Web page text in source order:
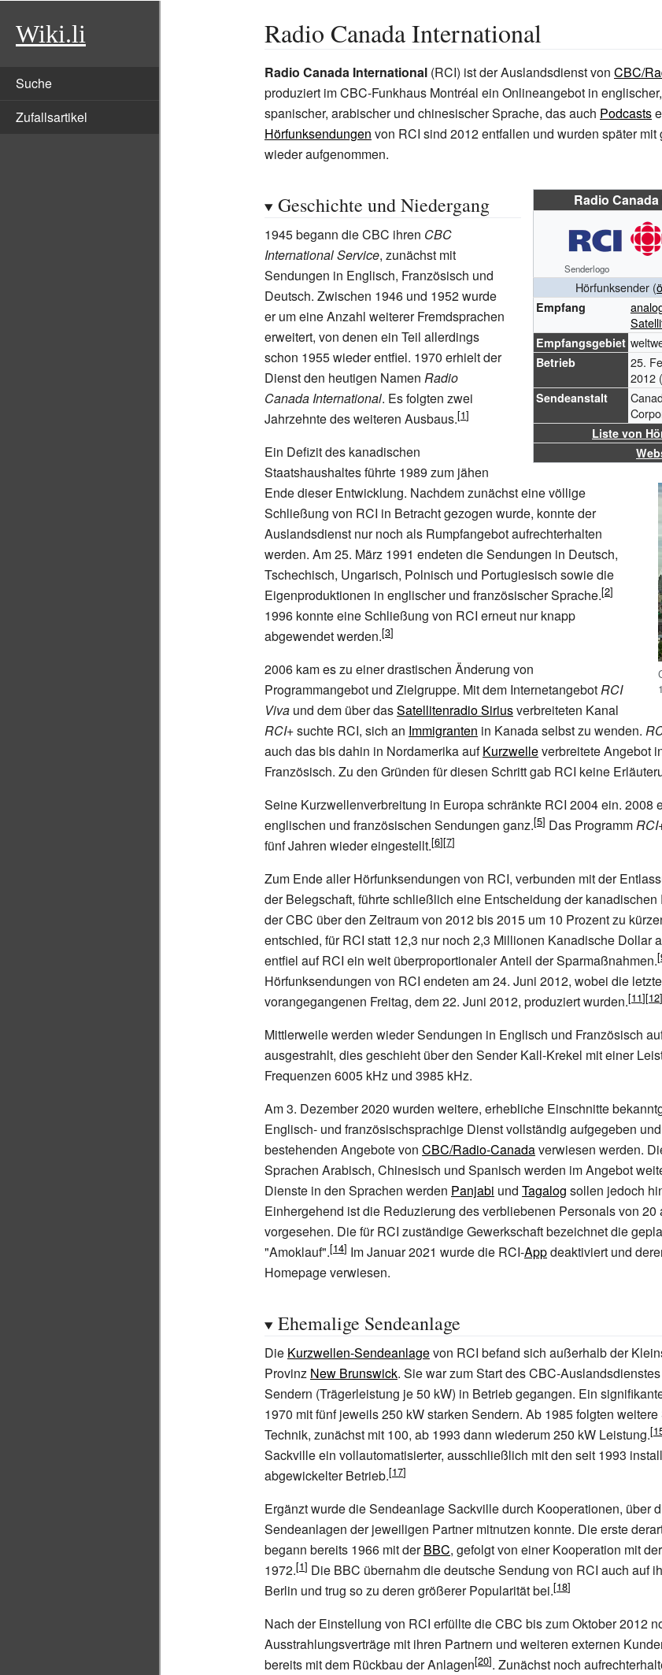
Wiki.li
Suche
Zufallsartikel
Radio Canada International
Radio Canada International (RCI) ist der Auslandsdienst von CBC/
produziert im CBC-Funkhaus Montréal ein Onlineangebot in
spanischer, arabischer und chinesischer Sprache, das auch Podcasts
Hörfunksendungen von RCI sind 2012 entfallen und wurden später mit
wieder aufgenommen.
Radio
Senderlogo
Hörfunksender (
Empfang
Empfangsgebiet
Betrieb
25.
2012
Sendeanstalt
Liste von
Geschichte und Niedergang
1945 begann die CBC ihren CBC
International Service, zunächst mit
Sendungen in Englisch, Französisch und
Deutsch. Zwischen 1946 und 1952 wurde
er um eine Anzahl weiterer Fremdsprachen
erweitert, von denen ein Teil allerdings
schon 1955 wieder entfiel. 1970 erhielt der
Dienst den heutigen Namen Radio
Canada International. Es folgten zwei
Jahrzehnte des weiteren Ausbaus.
Ein Defizit des kanadischen
Staatshaushaltes führte 1989 zum jähen
Ende dieser Entwicklung. Nachdem zunächst eine völlige
Schließung von RCI in Betracht gezogen wurde, konnte der
Auslandsdienst nur noch als Rumpfangebot aufrechterhalten
werden. Am 25. März 1991 endeten die Sendungen in Deutsch,
Tschechisch, Ungarisch, Polnisch und Portugiesisch sowie die
Eigenproduktionen in englischer und französischer Sprache.
1996 konnte eine Schließung von RCI erneut nur knapp
abgewendet werden.
2006 kam es zu einer drastischen Änderung von
Programmangebot und Zielgruppe. Mit dem InternetangebotRCI
Viva und dem über dasSatellitenradio Siriusverbreiteten Kanal
RCI+suchte RCI, sich an Immigranten in Kanada selbst zu wenden.
auch das bis dahin in Nordamerika aufKurzwelleverbreitete Angebot
Französisch. Zu den Gründen für diesen Schritt gab RCI keine
Seine Kurzwellenverbreitung in Europa schränkte RCI 2004 ein. 2008
englischen und französischen Sendungen ganz.
Das Programm
fünf Jahren wieder eingestellt.
Zum Ende aller Hörfunksendungen von RCI, verbunden mit der
der Belegschaft, führte schließlich eine Entscheidung der
der CBC über den Zeitraum von 2012 bis 2015 um 10 Prozent zu
entschied, für RCI statt 12,3 nur noch 2,3 Millionen Kanadische Dollar
entfiel auf RCI ein weit überproportionaler Anteil der Sparmaßnahmen.
Hörfunksendungen von RCI endeten am 24. Juni 2012, wobei die
vorangegangenen Freitag, dem 22. Juni 2012, produziert wurden.
Mittlerweile werden wieder Sendungen in Englisch und Französisch
ausgestrahlt, dies geschieht über den Sender Kall-Krekel mit einer
Frequenzen 6005 kHz und 3985 kHz.
Am 3. Dezember 2020 wurden weitere, erhebliche Einschnitte
Englisch- und französischsprachige Dienst vollständig aufgegeben
bestehenden Angebote von CBC/Radio-Canadaverwiesen werden.
Sprachen Arabisch, Chinesisch und Spanisch werden im Angebot
Dienste in den Sprachen werden Panjabi und Tagalog sollen jedoch
Einhergehend ist die Reduzierung des verbliebenen Personals von 20
vorgesehen. Die für RCI zuständige Gewerkschaft bezeichnet die
"Amoklauf".
Im Januar 2021 wurde die RCI-Appdeaktiviert und
Homepage verwiesen.
Ehemalige Sendeanlage
Die Kurzwellen-Sendeanlagevon RCI befand sich außerhalb der
Provinz New Brunswick. Sie war zum Start des CBC-
Sendern (Trägerleistung je 50 kW) in Betrieb gegangen. Ein
1970 mit fünf jeweils 250 kW starken Sendern. Ab 1985 folgten
Technik, zunächst mit 100, ab 1993 dann wiederum 250 kW Leistung.
Sackville ein vollautomatisierter, ausschließlich mit den seit 1993
abgewickelter Betrieb.
Ergänzt wurde die Sendeanlage Sackville durch Kooperationen, über
Sendeanlagen der jeweiligen Partner mitnutzen konnte. Die erste
begann bereits 1966 mit derBBC, gefolgt von einer Kooperation mit der
1972.
Die BBC übernahm die deutsche Sendung von RCI auch auf
Berlin und trug so zu deren größerer Popularität bei.
Nach der Einstellung von RCI erfüllte die CBC bis zum Oktober 2012
Ausstrahlungsverträge mit ihren Partnern und weiteren externen
bereits mit dem Rückbau der Anlagen
. Zunächst noch